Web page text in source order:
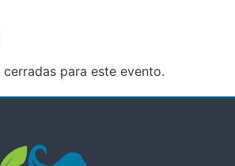
cerradas para este evento.